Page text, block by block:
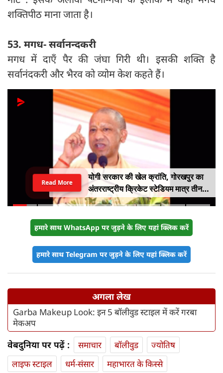
शक्तिपीठ माना जाता है।
53. मगध- सर्वानन्दकरी
मगध में दाएँ पैर की जंघा गिरी थी। इसकी शक्ति है
सर्वानंदकरी और भैरव को व्योम केश कहते हैं।
योगी सरकार की खेल क्रांति, गोरखपुर का
अंतरराष्ट्रीय क्रिकेट स्टेडियम मात्र तीन
महीने में लगभग 20% तैयार
Read More
हमारे साथ WhatsApp पर जुड़ने के लिए यहां क्लिक करें
हमारे साथ Telegram पर जुड़ने के लिए यहां क्लिक करें
अगला लेख
Garba Makeup Look: इन 5 बॉलीवुड स्टाइल में करें गरबा
मेकअप
वेबदुनिया पर पढ़ें : समाचार बॉलीवुड
ज्योतिष
लाइफ स्‍टाइल
धर्म-संसार
महाभारत के किस्से